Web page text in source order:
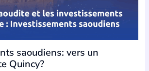
saoudiens: vers un
Quincy?